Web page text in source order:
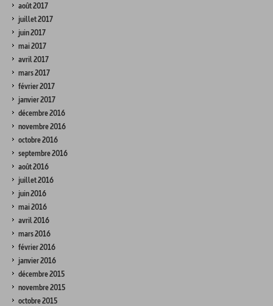
août 2017
juillet 2017
juin 2017
mai 2017
avril 2017
mars 2017
février 2017
janvier 2017
décembre 2016
novembre 2016
octobre 2016
septembre 2016
août 2016
juillet 2016
juin 2016
mai 2016
avril 2016
mars 2016
février 2016
janvier 2016
décembre 2015
novembre 2015
octobre 2015